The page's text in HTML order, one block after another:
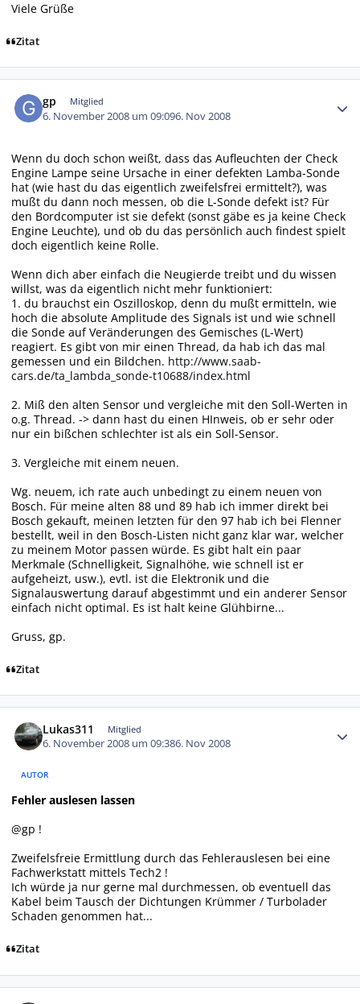
Viele Grüße
Zitat
gp Mitglied
6. November 2008 um 09:096. Nov 2008
Wenn du doch schon weißt, dass das Aufleuchten der Check
Engine Lampe seine Ursache in einer defekten Lamba-Sonde
hat (wie hast du das eigentlich zweifelsfrei ermittelt?), was
mußt du dann noch messen, ob die L-Sonde defekt ist? Für
den Bordcomputer ist sie defekt (sonst gäbe es ja keine Check
Engine Leuchte), und ob du das persönlich auch findest spielt
doch eigentlich keine Rolle.
Wenn dich aber einfach die Neugierde treibt und du wissen
willst, was da eigentlich nicht mehr funktioniert:
1. du brauchst ein Oszilloskop, denn du mußt ermitteln, wie
hoch die absolute Amplitude des Signals ist und wie schnell
die Sonde auf Veränderungen des Gemisches (L-Wert)
reagiert. Es gibt von mir einen Thread, da hab ich das mal
gemessen und ein Bildchen. http://www.saab-
cars.de/ta_lambda_sonde-t10688/index.html
2. Miß den alten Sensor und vergleiche mit den Soll-Werten in
o.g. Thread. -> dann hast du einen HInweis, ob er sehr oder
nur ein bißchen schlechter ist als ein Soll-Sensor.
3. Vergleiche mit einem neuen.
Wg. neuem, ich rate auch unbedingt zu einem neuen von
Bosch. Für meine alten 88 und 89 hab ich immer direkt bei
Bosch gekauft, meinen letzten für den 97 hab ich bei Flenner
bestellt, weil in den Bosch-Listen nicht ganz klar war, welcher
zu meinem Motor passen würde. Es gibt halt ein paar
Merkmale (Schnelligkeit, Signalhöhe, wie schnell ist er
aufgeheizt, usw.), evtl. ist die Elektronik und die
Signalauswertung darauf abgestimmt und ein anderer Sensor
einfach nicht optimal. Es ist halt keine Glühbirne...
Gruss, gp.
Zitat
Lukas311 Mitglied
6. November 2008 um 09:386. Nov 2008
AUTOR
Fehler auslesen lassen
@gp !
Zweifelsfreie Ermittlung durch das Fehlerauslesen bei eine
Fachwerkstatt mittels Tech2 !
Ich würde ja nur gerne mal durchmessen, ob eventuell das
Kabel beim Tausch der Dichtungen Krümmer / Turbolader
Schaden genommen hat...
Zitat